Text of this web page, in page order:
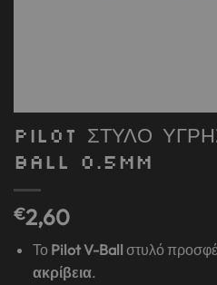
PILOT ΣΤΥΛΟ
BALL 0.5mm
€2,60
Το PilotV-Ball στυλό
ακρίβεια.